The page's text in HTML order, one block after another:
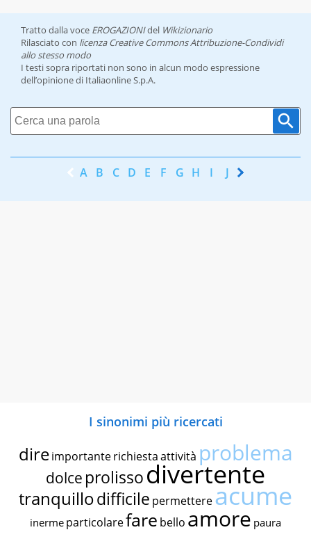
Tratto dalla voce EROGAZIONIdel Wikizionario
Rilasciato con licenza Creative Commons Attribuzione-Condividi
allo stesso modo
I testi sopra riportati non sono in alcun modo espressione
dell’opinione di Italiaonline S.p.A.
A B C D E F G H I J K
I sinonimi più ricercati
dire importante richiestaattività problema
dolce prolissodivertente
tranquillodifficile permettereacume
inerme particolarefare bello amore paura